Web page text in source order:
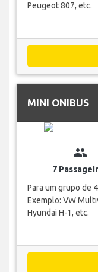
Peugeot 807, etc.
MINI ONIBUS
group
7
Para um grupo de
Exemplo: VW
Hyundai H-1, etc.